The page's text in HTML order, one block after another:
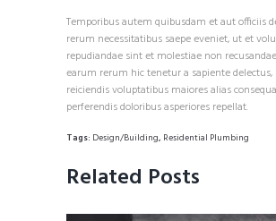
Temporibus autem quibusdam et aut officiis
rerum necessitatibus saepe eveniet, ut et
repudiandae sint et molestiae non
earum rerum hic tenetur a sapiente
reiciendis voluptatibus maiores alias
perferendis doloribus asperiores repellat.
Tags: Design/Building, Residential Plumbing
Related Posts